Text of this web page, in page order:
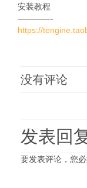
安装教程
————-
https://
没有评论
发表回
要发表评论，您